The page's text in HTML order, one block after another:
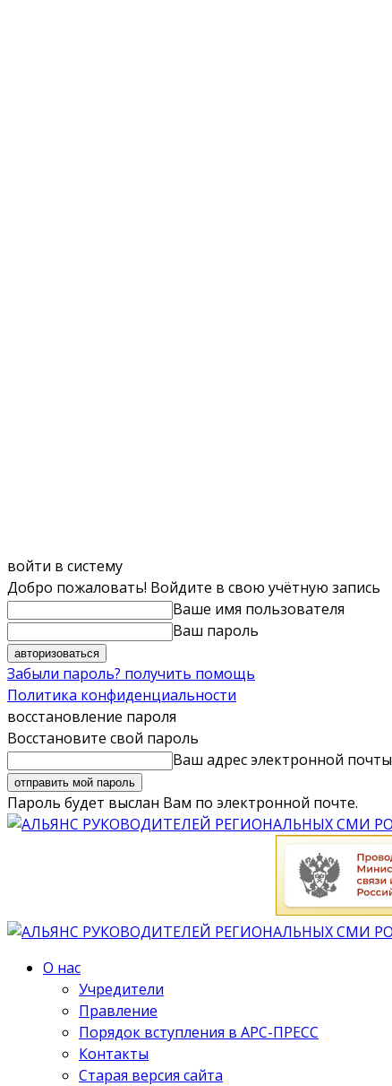
войти в систему
Добро пожаловать! Войдите в свою учётную запись
Ваше имя пользователя
Ваш пароль
Забыли пароль? получить помощь
Политика конфиденциальности
восстановление пароля
Восстановите свой пароль
Ваш адрес электронной почты
Пароль будет выслан Вам по электронной почте.
О нас
Учредители
Правление
Порядок вступления в АРС-ПРЕСС
Контакты
Старая версия сайта